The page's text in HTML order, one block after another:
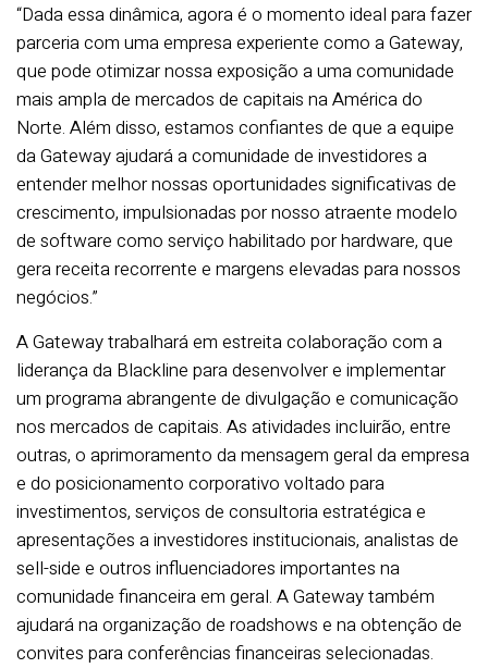
“Dada essa dinâmica, agora é o momento ideal parafazer
parceria com uma empresa experiente como a Gateway,
que pode otimizar nossa exposição a uma comunidade
mais ampla de mercados de capitais na América do
Norte. Além disso, estamos confiantes de que a equipe
da Gateway ajudará a comunidade de investidores a
entender melhor nossas oportunidades significativas de
crescimento, impulsionadas por nosso atraente modelo
de software como serviço habilitado por hardware, que
gera receita recorrente e margens elevadas para nossos
negócios.”
A Gateway trabalhará em estreita colaboração com a
liderança da Blackline para desenvolver e implementar
um programa abrangente de divulgação e comunicação
nos mercados de capitais. As atividades incluirão, entre
outras, o aprimoramento da mensagem geral da empresa
e do posicionamento corporativo voltado para
investimentos, serviços de consultoria estratégica e
apresentações a investidores institucionais, analistas de
sell-side e outros influenciadores importantes na
comunidade financeira em geral. A Gateway também
ajudará na organização de roadshows e na obtenção de
convites para conferências financeiras selecionadas.